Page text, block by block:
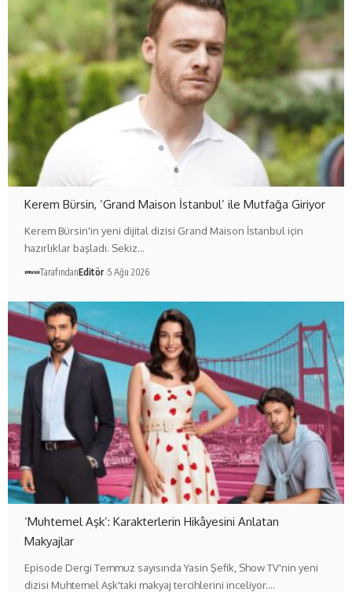
Kerem Bürsin, ‘Grand Maison İstanbul’ ile Mutfağa Giriyor
Kerem Bürsin'in yeni dijital dizisi Grand Maison İstanbul için
hazırlıklar başladı. Sekiz…
TarafındanEditör 5 Ağu 2026
‘Muhtemel Aşk’: Karakterlerin Hikâyesini Anlatan
Makyajlar
Episode Dergi Temmuz sayısında Yasin Şefik, Show TV'nin yeni
dizisi Muhtemel Aşk'taki makyaj tercihlerini inceliyor.…